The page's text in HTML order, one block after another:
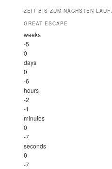
ZEIT BIS ZUM NÄCHSTEN LAUF:
GREAT ESCAPE
weeks
-5
0
days
0
-6
hours
-2
-1
minutes
0
-7
seconds
0
-7